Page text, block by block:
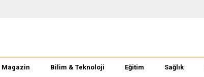
Magazin Bilim & Teknoloji Eğitim Sağlık